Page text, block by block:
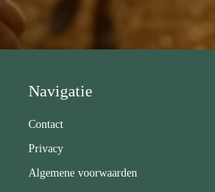
Navigatie
Contact
Privacy
Algemene voorwaarden